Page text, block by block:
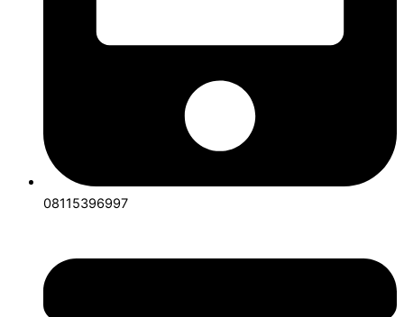
08115396997